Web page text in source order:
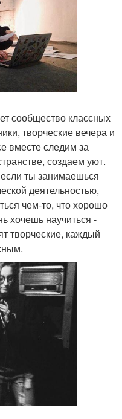
сообщество классных
творческие вечера и
вместе следим за
создаем уют.
ты занимаешься
деятельностью,
чем-то, что хорошо
хочешь научиться -
творческие, каждый